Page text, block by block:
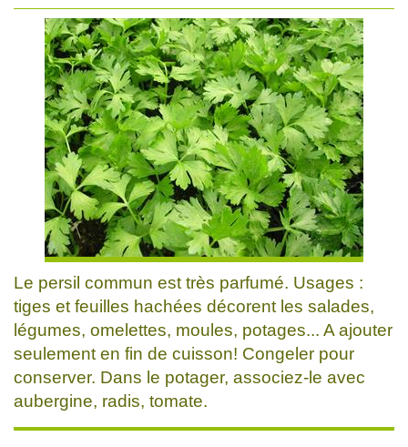
Le persil commun est très parfumé. Usages :
tiges et feuilles hachées décorent les salades,
légumes, omelettes, moules, potages... A ajouter
seulement en fin de cuisson! Congeler pour
conserver. Dans le potager, associez-le avec
aubergine, radis, tomate.